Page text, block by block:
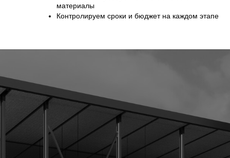
материалы
Контролируем сроки и бюджет на каждом этапе